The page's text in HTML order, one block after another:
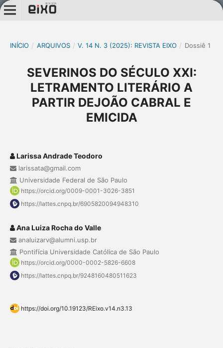
INÍCIO / ARQUIVOS / V. 14 N. 3 (2025): REVISTA EIXO / Dossiê 1
SEVERINOS DO SÉCULO XXI:
LETRAMENTO LITERÁRIO A
PARTIR DEJOÃO CABRAL E
EMICIDA
Larissa Andrade Teodoro
larissata@gmail.com
Universidade Federal de São Paulo
https://orcid.org/0009-0001-3026-3851
https://lattes.cnpq.br/6905820094948310
Ana Luiza Rocha do Valle
analuizarv@alumni.usp.br
Pontifícia Universidade Católica de São Paulo
https://orcid.org/0000-0002-5826-6608
https://lattes.cnpq.br/9248160480511623
https://doi.org/10.19123/REixo.v14.n3.13